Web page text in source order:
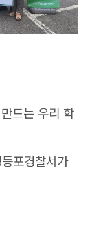
드는 우리 학
포경찰서가